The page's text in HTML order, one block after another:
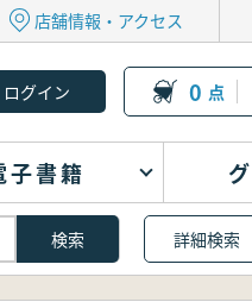
店舗情報・アクセス
0 点
子書籍
詳細検索